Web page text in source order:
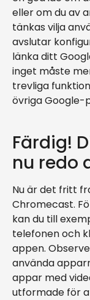
eller om du av
tänkas vilja
avslutar
länka ditt
inget måste
trevliga
övriga Google-
Färdig!
nu redo
Nu är det fritt
Chromecast.
kan du till
telefonen och
appen.
använda
appar med
utformade för